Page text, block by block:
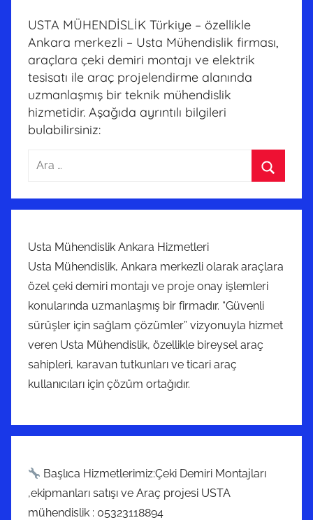
USTA MÜHENDİSLİK Türkiye – özellikle
Ankara merkezli – Usta Mühendislik firması,
araçlara çeki demiri montajı ve elektrik
tesisatı ile araç projelendirme alanında
uzmanlaşmış bir teknik mühendislik
hizmetidir. Aşağıda ayrıntılı bilgileri
bulabilirsiniz:
Arama:
Usta Mühendislik Ankara Hizmetleri
Usta Mühendislik, Ankara merkezli olarak araçlara
özel çeki demiri montajı ve proje onay işlemleri
konularında uzmanlaşmış bir firmadır. “Güvenli
sürüşler için sağlam çözümler” vizyonuyla hizmet
veren Usta Mühendislik, özellikle bireysel araç
sahipleri, karavan tutkunları ve ticari araç
kullanıcıları için çözüm ortağıdır.
Başlıca Hizmetlerimiz:Çeki Demiri Montajları
,ekipmanları satışı ve Araç projesi USTA
mühendislik : 05323118894